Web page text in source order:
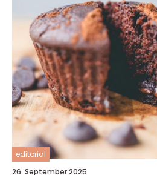
editorial
26. September 2025